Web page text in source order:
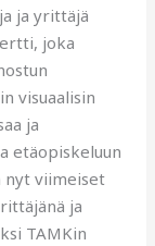
ja yrittäjä
joka
visuaalisin
ja
etäopiskeluun
nyt viimeiset
ja
TAMKin